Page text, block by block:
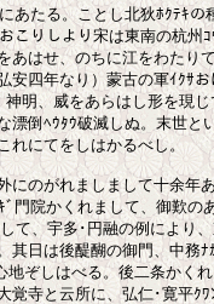
たる。ことし北狄ﾎｸﾃｷの
こりしより宋は東南の杭州
あはせ、のちに江をわたり
安四年なり）蒙古の軍ｲｸｻ
明、威をあらはし形を現
漂倒ﾍｳﾀｳ破滅しぬ。末世と
れにてをしはかるべし。
のがれましまして十余年
門院かくれまして、御歎の
て、宇多･円融の例により
其日は後醍醐の御門、中務ﾅ
ぞしはべる。後二条かく
覚寺と云所に、弘仁･寛平ｸ